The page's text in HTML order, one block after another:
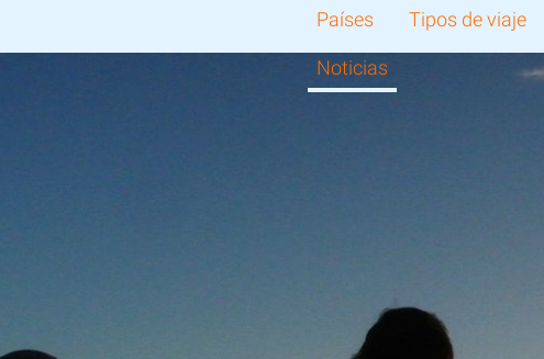
Países Tipos de viaje
Noticias